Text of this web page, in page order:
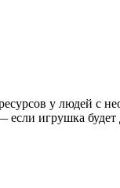
у людей
если игрушка